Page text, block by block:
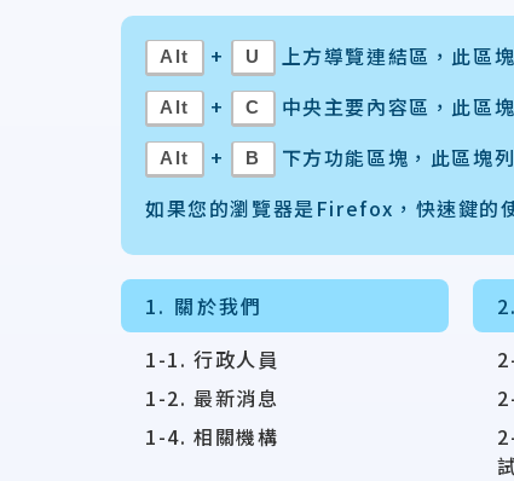
Alt + U 上方導覽連結區，此區
Alt + C 中央主要內容區，此區
Alt + B
下方功能區塊，此區塊
如果您的瀏覽器是Firefox，快速鍵的
1. 關於我們
1-1. 行政人員
1-2. 最新消息
1-4. 相關機構